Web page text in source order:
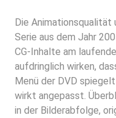
Die
Serie aus dem Jahr
CG-Inhalte am
aufdringlich wirken,
Menü der DVD
wirkt angepasst.
in der Bilderabfolge,